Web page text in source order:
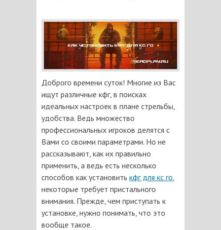
Доброго времени суток! Многие из Вас
ищут различные кфг, в поисках
идеальных настроек в плане стрельбы,
удобства. Ведь множество
профессиональных игроков делятся с
Вами со своими параметрами. Но не
рассказывают, как их правильно
применить, а ведь есть несколько
способов как установить кфг для кс го
некоторые требует пристального
внимания. Прежде, чем приступать к
установке, нужно понимать, что это
вообще такое.